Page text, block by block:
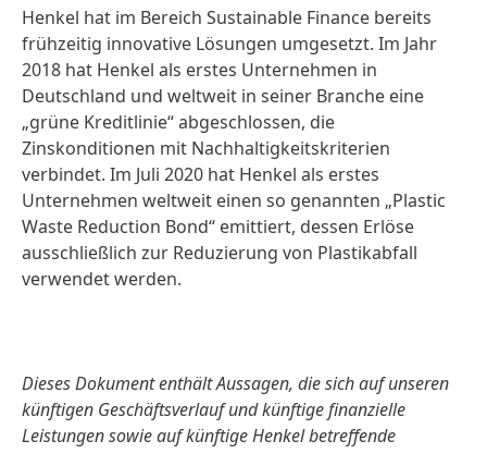
Henkel hat im Bereich Sustainable Finance bereits
frühzeitig innovative Lösungen umgesetzt. Im Jahr
2018 hat Henkel als erstes Unternehmen in
Deutschland und weltweit in seiner Branche eine
„grüne Kreditlinie“ abgeschlossen, die
Zinskonditionen mit Nachhaltigkeitskriterien
verbindet. Im Juli 2020 hat Henkel als erstes
Unternehmen weltweit einen so genannten „Plastic
Waste Reduction Bond“ emittiert, dessen Erlöse
ausschließlich zur Reduzierung von Plastikabfall
verwendet werden.
Dieses Dokument enthält Aussagen, die sich auf unseren
künftigen Geschäftsverlauf und künftige finanzielle
Leistungen sowie auf künftige Henkel betreffende